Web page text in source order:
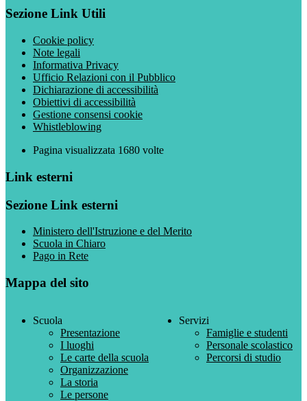
Sezione Link Utili
Cookie policy
Note legali
Informativa Privacy
Ufficio Relazioni con il Pubblico
Dichiarazione di accessibilità
Obiettivi di accessibilità
Gestione consensi cookie
Whistleblowing
Pagina visualizzata 1680 volte
Link esterni
Sezione Link esterni
Ministero dell'Istruzione e del Merito
Scuola in Chiaro
Pago in Rete
Mappa del sito
Scuola
Presentazione
I luoghi
Le carte della scuola
Organizzazione
La storia
Le persone
Servizi
Famiglie e studenti
Personale scolastico
Percorsi di studio